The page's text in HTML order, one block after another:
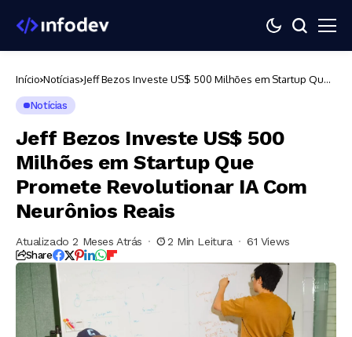
Início Notícias Jeff Bezos Investe US$ 500 Milhões em Startup Que
Notícias
Jeff Bezos Investe US$ 500
Milhões em Startup Que
Promete Revolutionar IA Com
Neurônios Reais
Atualizado 2 Meses Atrás 2 Min Leitura 61 Views
Share